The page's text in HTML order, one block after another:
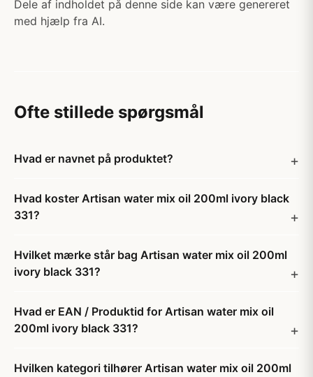
Dele af indholdet på denne side kan være genereret
med hjælp fra AI.
Ofte stillede spørgsmål
Hvad er navnet på produktet?
Hvad koster Artisan water mix oil 200ml ivory black
331?
Hvilket mærke står bag Artisan water mix oil 200ml
ivory black 331?
Hvad er EAN / Produktid for Artisan water mix oil
200ml ivory black 331?
Hvilken kategori tilhører Artisan water mix oil 200ml